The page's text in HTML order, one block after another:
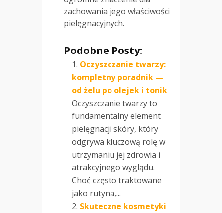
zachowania jego właściwości
pielęgnacyjnych.
Podobne Posty:
Oczyszczanie twarzy:
kompletny poradnik —
od żelu po olejek i tonik
Oczyszczanie twarzy to
fundamentalny element
pielęgnacji skóry, który
odgrywa kluczową rolę w
utrzymaniu jej zdrowia i
atrakcyjnego wyglądu.
Choć często traktowane
jako rutyna,...
Skuteczne kosmetyki